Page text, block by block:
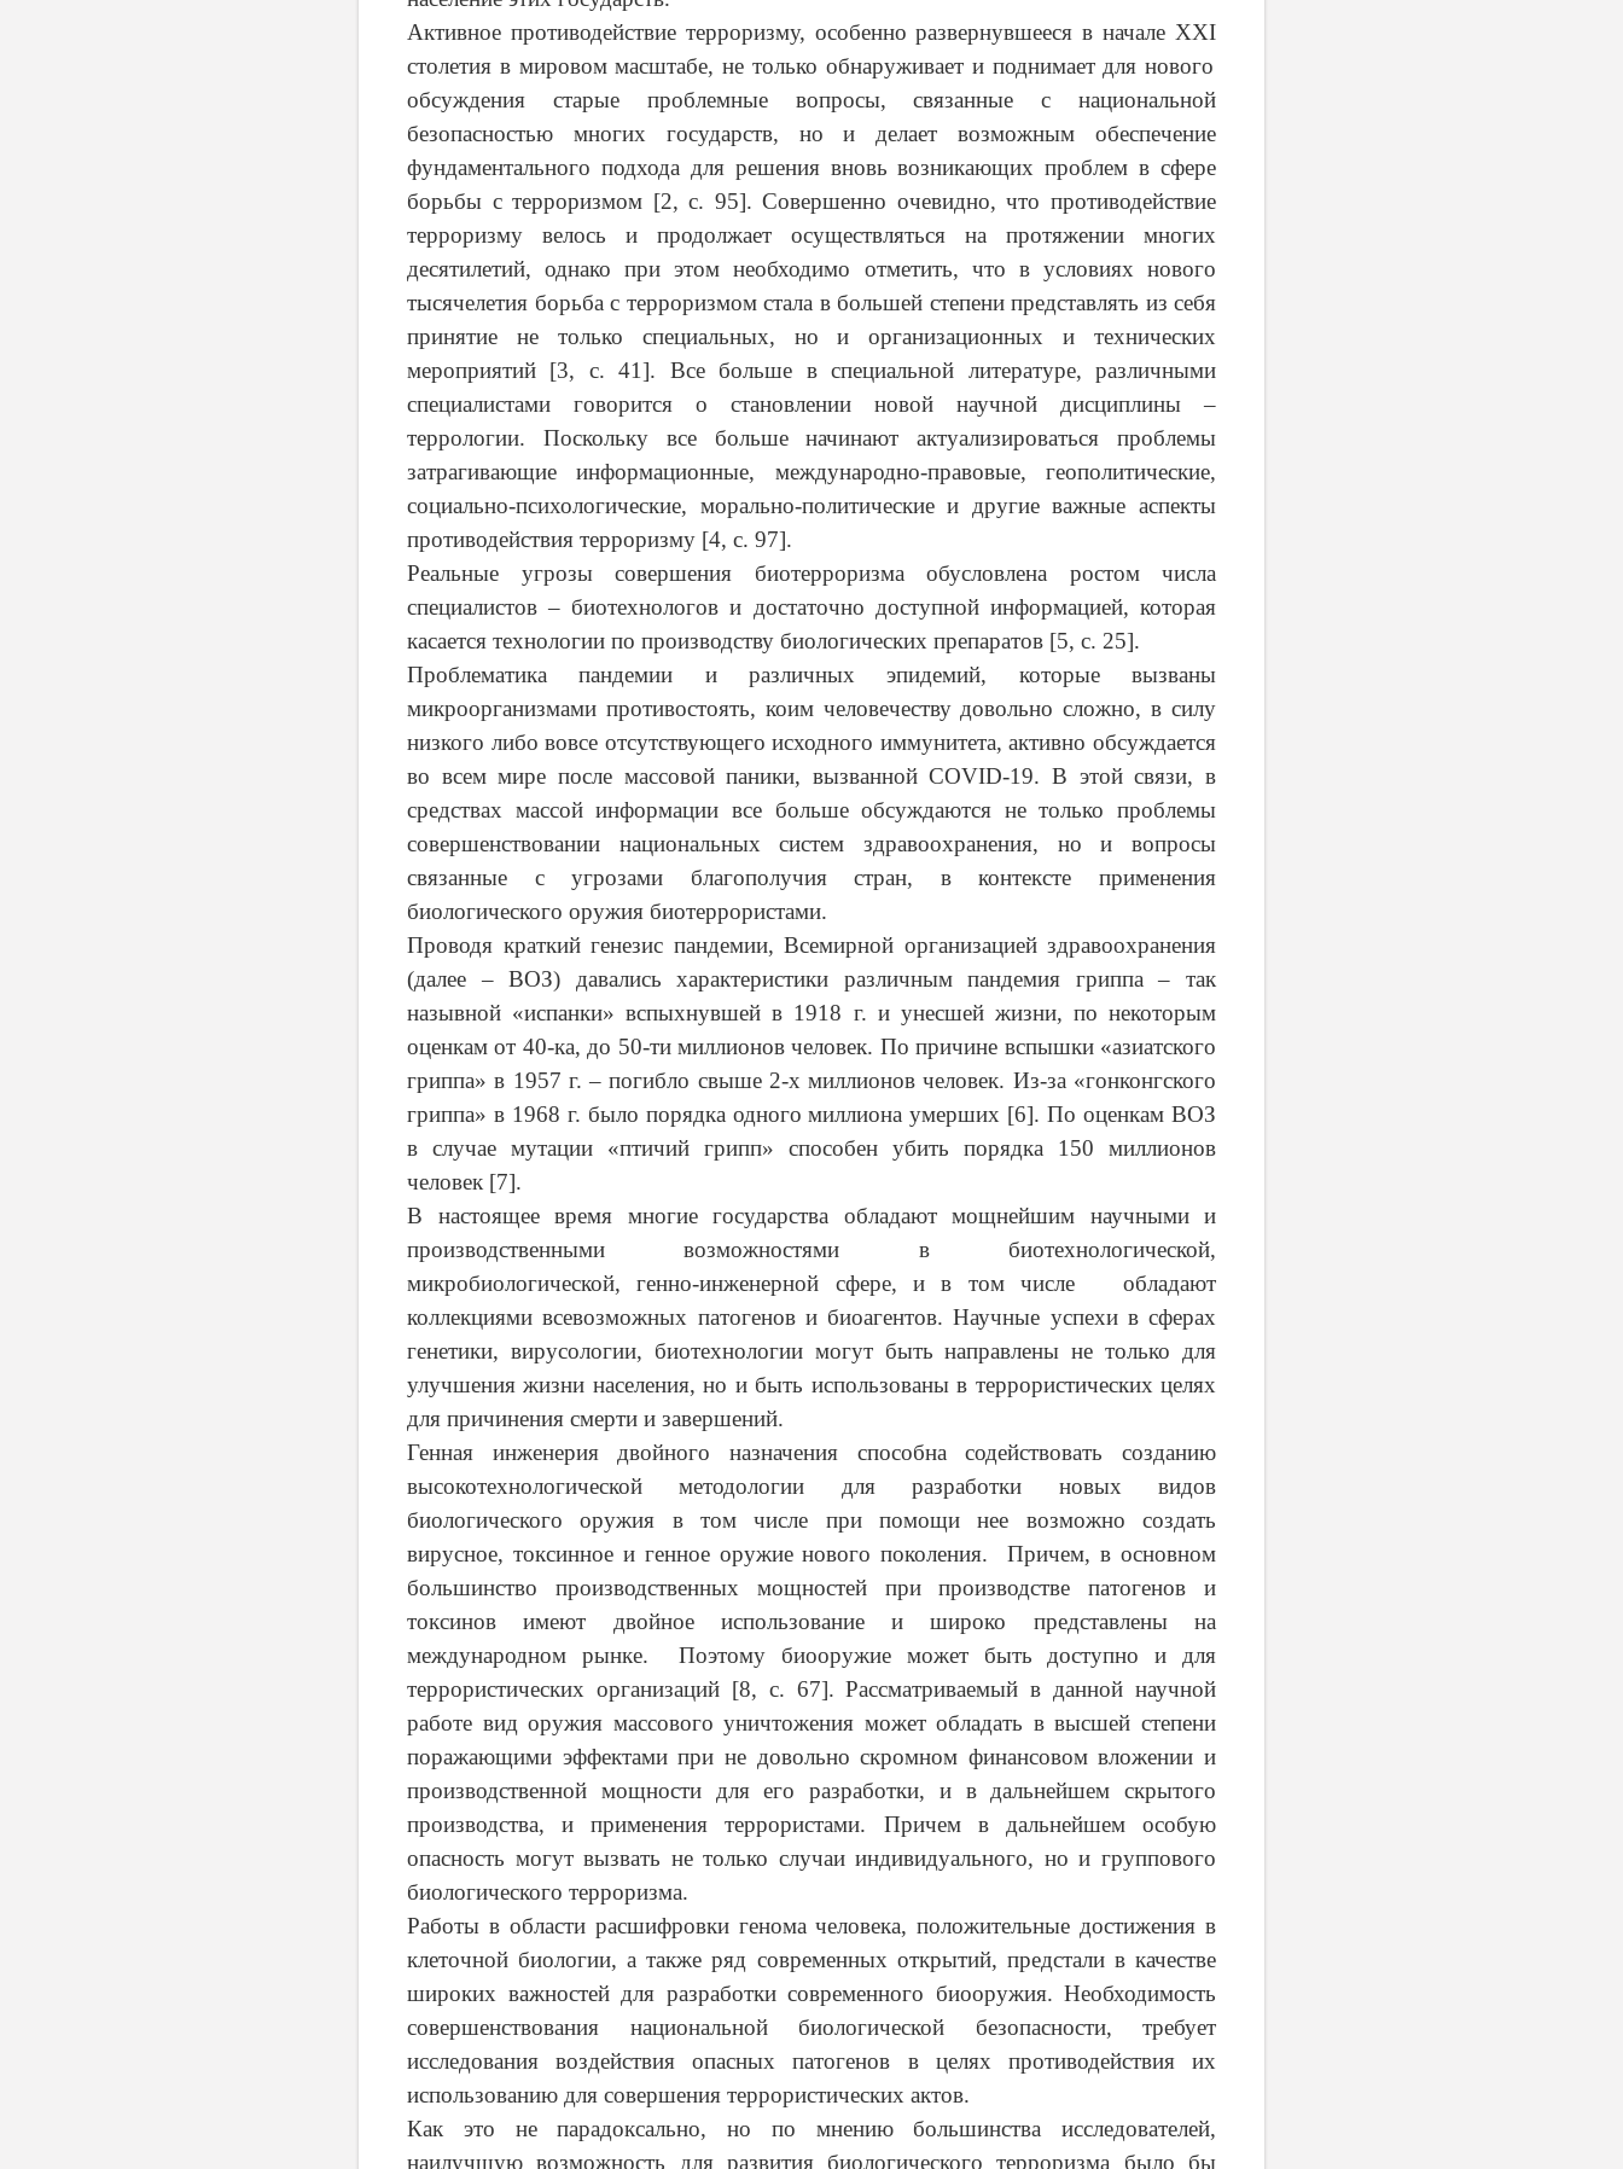
Активное противодействие терроризму, особенно развернувшееся в начале XXI
столетия в мировом масштабе, не только обнаруживает и поднимает для нового
обсуждения старые проблемные вопросы, связанные с национальной
безопасностью многих государств, но и делает возможным обеспечение
фундаментального подхода для решения вновь возникающих проблем в сфере
борьбы с терроризмом [2, с. 95]. Совершенно очевидно, что противодействие
терроризму велось и продолжает осуществляться на протяжении многих
десятилетий, однако при этом необходимо отметить, что в условиях нового
тысячелетия борьба с терроризмом стала в большей степени представлять из себя
принятие не только специальных, но и организационных и технических
мероприятий [3, с. 41]. Все больше в специальной литературе, различными
специалистами говорится о становлении новой научной дисциплины –
террологии. Поскольку все больше начинают актуализироваться проблемы
затрагивающие информационные, международно-правовые, геополитические,
социально-психологические, морально-политические и другие важные аспекты
противодействия терроризму [4, с. 97].
Реальные угрозы совершения биотерроризма обусловлена ростом числа
специалистов – биотехнологов и достаточно доступной информацией, которая
касается технологии по производству биологических препаратов [5, с. 25].
Проблематика пандемии и различных эпидемий, которые вызваны
микроорганизмами противостоять, коим человечеству довольно сложно, в силу
низкого либо вовсе отсутствующего исходного иммунитета, активно обсуждается
во всем мире после массовой паники, вызванной COVID-19. В этой связи, в
средствах массой информации все больше обсуждаются не только проблемы
совершенствовании национальных систем здравоохранения, но и вопросы
связанные с угрозами благополучия стран, в контексте применения
биологического оружия биотеррористами.
Проводя краткий генезис пандемии, Всемирной организацией здравоохранения
(далее – ВОЗ) давались характеристики различным пандемия гриппа – так
назывной «испанки» вспыхнувшей в 1918 г. и унесшей жизни, по некоторым
оценкам от 40-ка, до 50-ти миллионов человек. По причине вспышки «азиатского
гриппа» в 1957 г. – погибло свыше 2-х миллионов человек. Из-за «гонконгского
гриппа» в 1968 г. было порядка одного миллиона умерших [6]. По оценкам ВОЗ
в случае мутации «птичий грипп» способен убить порядка 150 миллионов
человек [7].
В настоящее время многие государства обладают мощнейшим научными и
производственными возможностями в биотехнологической,
микробиологической, генно-инженерной сфере, и в том числе обладают
коллекциями всевозможных патогенов и биоагентов. Научные успехи в сферах
генетики, вирусологии, биотехнологии могут быть направлены не только для
улучшения жизни населения, но и быть использованы в террористических целях
для причинения смерти и завершений.
Генная инженерия двойного назначения способна содействовать созданию
высокотехнологической методологии для разработки новых видов
биологического оружия в том числе при помощи нее возможно создать
вирусное, токсинное и генное оружие нового поколения. Причем, в основном
большинство производственных мощностей при производстве патогенов и
токсинов имеют двойное использование и широко представлены на
международном рынке. Поэтому биооружие может быть доступно и для
террористических организаций [8, с. 67]. Рассматриваемый в данной научной
работе вид оружия массового уничтожения может обладать в высшей степени
поражающими эффектами при не довольно скромном финансовом вложении и
производственной мощности для его разработки, и в дальнейшем скрытого
производства, и применения террористами. Причем в дальнейшем особую
опасность могут вызвать не только случаи индивидуального, но и группового
биологического терроризма.
Работы в области расшифровки генома человека, положительные достижения в
клеточной биологии, а также ряд современных открытий, предстали в качестве
широких важностей для разработки современного биооружия. Необходимость
совершенствования национальной биологической безопасности, требует
исследования воздействия опасных патогенов в целях противодействия их
использованию для совершения террористических актов.
Как это не парадоксально, но по мнению большинства исследователей,
наилучшую возможность для развития биологического терроризма было бы